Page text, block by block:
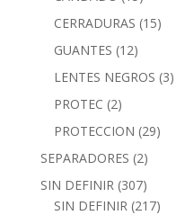
CERRADURAS (15)
GUANTES (12)
LENTES NEGROS (3)
PROTEC (2)
PROTECCION (29)
SEPARADORES (2)
SIN DEFINIR (307)
SIN DEFINIR (217)